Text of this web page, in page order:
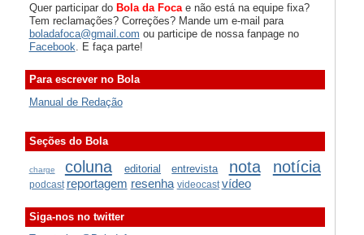
Quer participar do Bola da Focae não está na equipe fixa?
Tem reclamações? Correções? Mande um e-mail para
boladafoca@gmail.com ou participe de nossa fanpage no
Facebook . E faça parte!
Para escrever no Bola
Manual de Redação
Seções do Bola
charge coluna editorial entrevista nota notícia
podcast reportagem resenha videocast vídeo
Siga-nos no twitter